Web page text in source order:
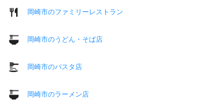
岡崎市のファミリーレストラン
岡崎市のうどん・そば店
岡崎市のパスタ店
岡崎市のラーメン店